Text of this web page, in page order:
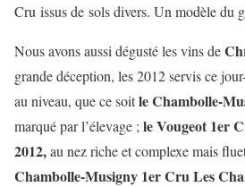
Cru issus de sols divers. Un modèle du
Nous avons aussi dégusté les vins de
grande déception, les 2012 servis ce
au niveau, que ce soitle Chambolle-
marqué par l’élevage ; le Vougeot 1er
2012,au nez riche et complexe mais
Chambolle-Musigny 1er Cru Les